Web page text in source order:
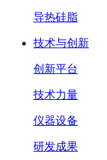
导热硅脂
技术与创新
创新平台
技术力量
仪器设备
研发成果